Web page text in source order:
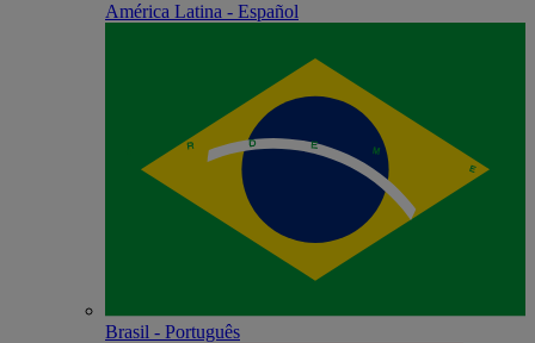
América Latina - Español
Brasil - Português